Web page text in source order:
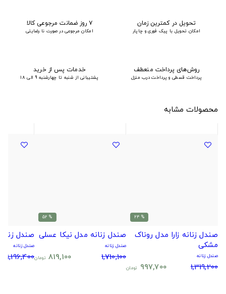
تحویل در کمترین زمان
امکان تحویل با پیک فوری و چاپار
۷ روز ضمانت مرجوعی کالا
امکان مرجوعی در صورت نا رضایتی
روش‌های پرداخت منعطف
پرداخت قسطی و پرداخت درب منزل
خدمات پس از خرید
پشتیبانی از شنبه تا چهارشنبه 9 الی 18
محصولات مشابه
% 24
صندل زنانه زارا مدل روناک
مشکی
صندل زنانه
1,319,200
997,700 تومان
% 52
صندل زنانه مدل نیکا عسلی
صندل زنانه
1,710,100
819,100 تومان
صندل
صندل زنانه
1,196,400